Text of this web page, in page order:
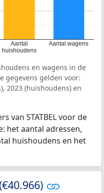
Aantal
huishoudens
Aantal wagens
en wagens in de
gegevens gelden voor:
2023 (huishoudens) en
van STATBEL voor de
het aantal adressen,
huishoudens en het